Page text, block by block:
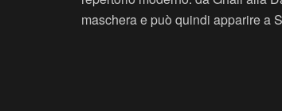
maschera e può quindi apparire a